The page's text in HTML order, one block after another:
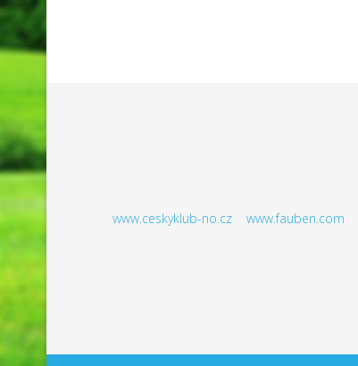
www.ceskyklub-no.cz www.fauben.com